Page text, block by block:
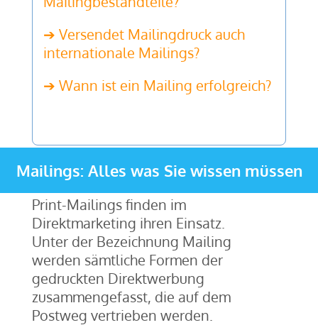
➔ Versendet Mailingdruck auch
internationale Mailings?
➔ Wann ist ein Mailing erfolgreich?
Mailings: Alles was Sie wissen müssen
Print-Mailings finden im
Direktmarketing ihren Einsatz.
Unter der Bezeichnung Mailing
werden sämtliche Formen der
gedruckten Direktwerbung
zusammengefasst, die auf dem
Postweg vertrieben werden.